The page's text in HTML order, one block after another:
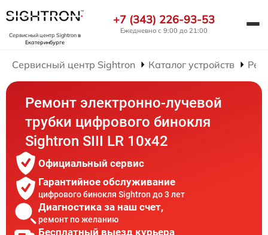
Сервисный центр Sightronв
Екатеринбурге
+7 (343) 226-93-53
Ежедневно с 9:00 до 21:00
Сервисный центр Sightron Каталог устройств
Ремонт электронно-лучевой
трубки цифрового бинокля
Sightron SIII LR 10x42
Официальный сервис
Гарантийное обслуживание
цифрового бинокля Sightron до 3 лет
Диагностика за наш счет,
ремонт по желанию
Бесплатный выезд курьера